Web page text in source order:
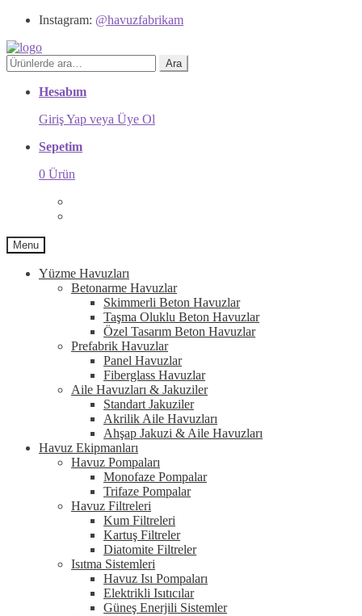
Instagram: @havuzfabrikam
Ara: Ara
Hesabım
Giriş Yap veya Üye Ol
Sepetim
0 Ürün
Menu
Yüzme Havuzları
Betonarme Havuzlar
Skimmerli Beton Havuzlar
Taşma Oluklu Beton Havuzlar
Özel Tasarım Beton Havuzlar
Prefabrik Havuzlar
Panel Havuzlar
Fiberglass Havuzlar
Aile Havuzları & Jakuziler
Standart Jakuziler
Akrilik Aile Havuzları
Ahşap Jakuzi & Aile Havuzları
Havuz Ekipmanları
Havuz Pompaları
Monofaze Pompalar
Trifaze Pompalar
Havuz Filtreleri
Kum Filtreleri
Kartuş Filtreler
Diatomite Filtreler
Isıtma Sistemleri
Havuz Isı Pompaları
Elektrikli Isıtıcılar
Güneş Enerjili Sistemler